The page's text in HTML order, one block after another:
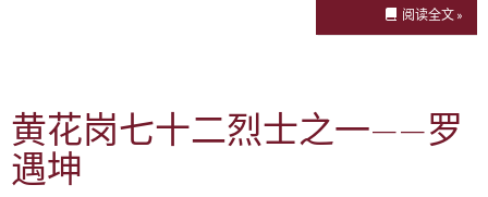
阅读全文 »
黄花岗七十二烈士之一——罗
遇坤